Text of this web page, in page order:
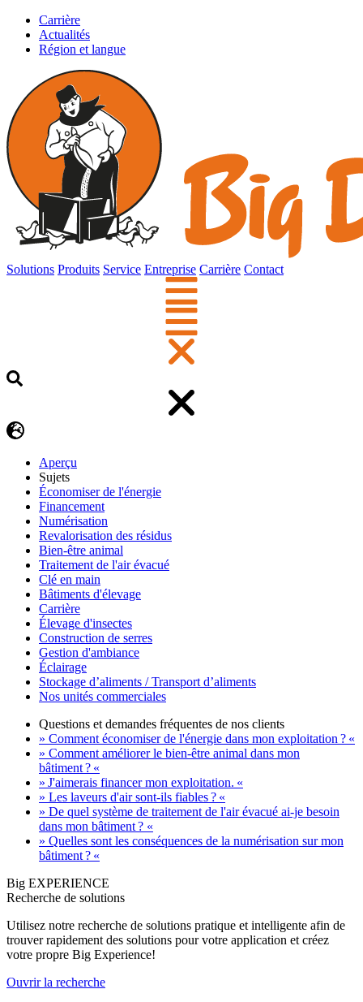
Carrière
Actualités
Région et langue
Solutions Produits Service Entreprise Carrière Contact
Aperçu
Sujets
Économiser de l'énergie
Financement
Numérisation
Revalorisation des résidus
Bien-être animal
Traitement de l'air évacué
Clé en main
Bâtiments d'élevage
Carrière
Élevage d'insectes
Construction de serres
Gestion d'ambiance
Éclairage
Stockage d’aliments / Transport d’aliments
Nos unités commerciales
Questions et demandes fréquentes de nos clients
» Comment économiser de l'énergie dans mon exploitation ? «
» Comment améliorer le bien-être animal dans mon
bâtiment ? «
» J'aimerais financer mon exploitation. «
» Les laveurs d'air sont-ils fiables ? «
» De quel système de traitement de l'air évacué ai-je besoin
dans mon bâtiment ? «
» Quelles sont les conséquences de la numérisation sur mon
bâtiment ? «
Big EXPERIENCE
Recherche de solutions
Utilisez notre recherche de solutions pratique et intelligente afin de
trouver rapidement des solutions pour votre application et créez
votre propre Big Experience!
Ouvrir la recherche